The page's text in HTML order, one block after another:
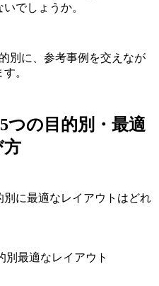
いでしょうか。
別に、参考事例を交えなが
。
つの目的別・最適
方
に最適なレイアウトはどれ